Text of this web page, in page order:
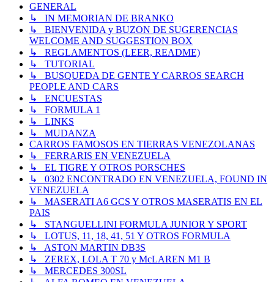
GENERAL
↳ IN MEMORIAN DE BRANKO
↳ BIENVENIDA y BUZON DE SUGERENCIAS
WELCOME AND SUGGESTION BOX
↳ REGLAMENTOS (LEER, README)
↳ TUTORIAL
↳ BUSQUEDA DE GENTE Y CARROS SEARCH
PEOPLE AND CARS
↳ ENCUESTAS
↳ FORMULA 1
↳ LINKS
↳ MUDANZA
CARROS FAMOSOS EN TIERRAS VENEZOLANAS
↳ FERRARIS EN VENEZUELA
↳ EL TIGRE Y OTROS PORSCHES
↳ 0302 ENCONTRADO EN VENEZUELA, FOUND IN
VENEZUELA
↳ MASERATI A6 GCS Y OTROS MASERATIS EN EL
PAIS
↳ STANGUELLINI FORMULA JUNIOR Y SPORT
↳ LOTUS, 11, 18, 41, 51 Y OTROS FORMULA
↳ ASTON MARTIN DB3S
↳ ZEREX, LOLA T 70 y McLAREN M1 B
↳ MERCEDES 300SL